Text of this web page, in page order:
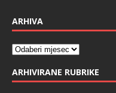
ARHIVA
ARHIVIRANE RUBRIKE